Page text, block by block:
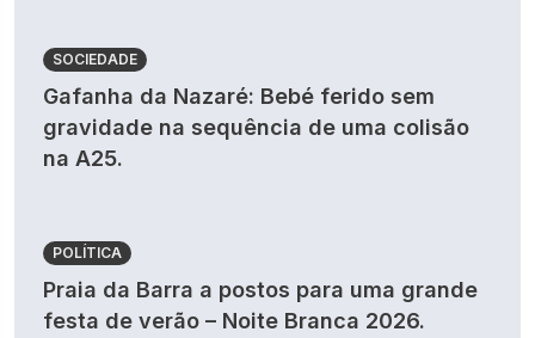
SOCIEDADE
Gafanha da Nazaré: Bebé ferido sem
gravidade na sequência de uma colisão
na A25.
POLÍTICA
Praia da Barra a postos para uma grande
festa de verão – Noite Branca 2026.